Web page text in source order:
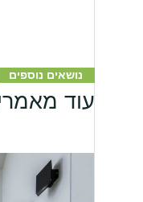
נושאים נוספים
עוד